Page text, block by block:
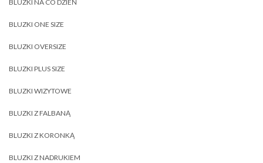
BLUZKI NA CO DZIEŃ
BLUZKI ONE SIZE
BLUZKI OVERSIZE
BLUZKI PLUS SIZE
BLUZKI WIZYTOWE
BLUZKI Z FALBANĄ
BLUZKI Z KORONKĄ
BLUZKI Z NADRUKIEM